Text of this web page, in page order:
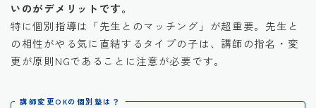
いのがデメリットです。
特に個別指導は「先生とのマッチング」が超重要。先生と
の相性がやる気に直結するタイプの子は、講師の指名・変
更が原則NGであることに注意が必要です。
講師変更OKの個別塾は？